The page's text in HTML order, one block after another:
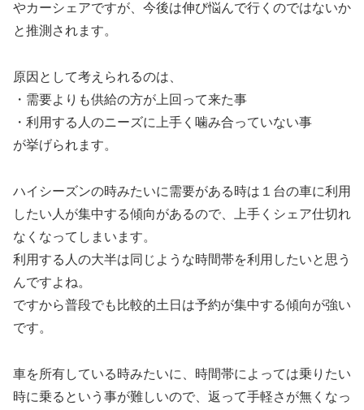
やカーシェアですが、今後は伸び悩んで行くのではないか
と推測されます。
原因として考えられるのは、
・需要よりも供給の方が上回って来た事
・利用する人のニーズに上手く噛み合っていない事
が挙げられます。
ハイシーズンの時みたいに需要がある時は１台の車に利用
したい人が集中する傾向があるので、上手くシェア仕切れ
なくなってしまいます。
利用する人の大半は同じような時間帯を利用したいと思う
んですよね。
ですから普段でも比較的土日は予約が集中する傾向が強い
です。
車を所有している時みたいに、時間帯によっては乗りたい
時に乗るという事が難しいので、返って手軽さが無くなっ